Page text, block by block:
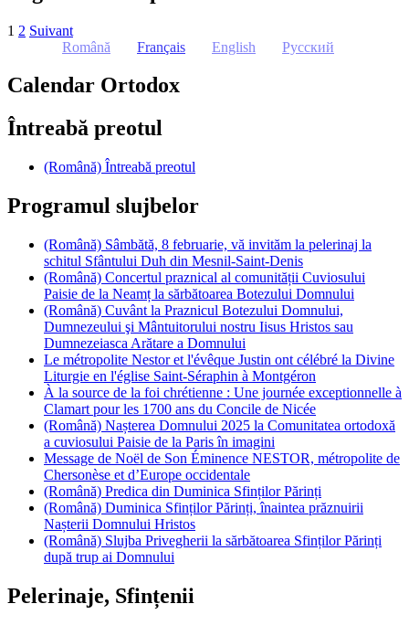
1 2 Suivant
Română
Français English Русский
Calendar Ortodox
Întreabă preotul
(Română) Întreabă preotul
Programul slujbelor
(Română) Sâmbătă, 8 februarie, vă invităm la pelerinaj la
schitul Sfântului Duh din Mesnil-Saint-Denis
(Română) Concertul praznical al comunității Cuviosului
Paisie de la Neamț la sărbătoarea Botezului Domnului
(Română) Cuvânt la Praznicul Botezului Domnului,
Dumnezeului şi Mântuitorului nostru Iisus Hristos sau
Dumnezeiasca Arătare a Domnului
Le métropolite Nestor et l'évêque Justin ont célébré la Divine
Liturgie en l'église Saint-Séraphin à Montgéron
À la source de la foi chrétienne : Une journée exceptionnelle à
Clamart pour les 1700 ans du Concile de Nicée
(Română) Nașterea Domnului 2025 la Comunitatea ortodoxă
a cuviosului Paisie de la Paris în imagini
Message de Noël de Son Éminence NESTOR, métropolite de
Chersonèse et d’Europe occidentale
(Română) Predica din Duminica Sfinților Părinți
(Română) Duminica Sfinților Părinți, înaintea prăznuirii
Nașterii Domnului Hristos
(Română) Slujba Privegherii la sărbătoarea Sfinților Părinți
după trup ai Domnului
Pelerinaje, Sfințenii